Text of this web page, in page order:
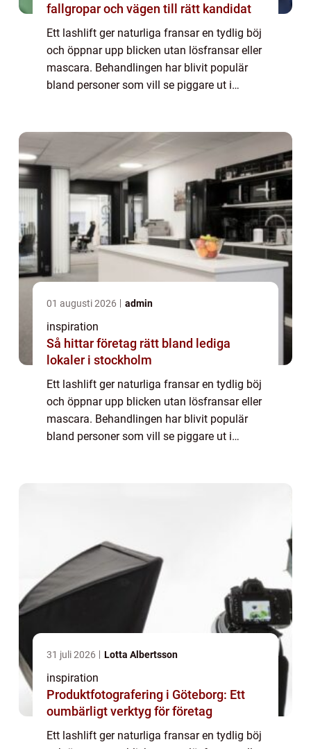
fallgropar och vägen till rätt kandidat
Ett lashlift ger naturliga fransar en tydlig böj
och öppnar upp blicken utan lösfransar eller
mascara. Behandlingen har blivit populär
bland personer som vill se piggare ut i
01 augusti 2026 admin
inspiration
Så hittar företag rätt bland lediga
lokaler i stockholm
Ett lashlift ger naturliga fransar en tydlig böj
och öppnar upp blicken utan lösfransar eller
mascara. Behandlingen har blivit populär
bland personer som vill se piggare ut i
31 juli 2026 Lotta Albertsson
inspiration
Produktfotografering i Göteborg: Ett
oumbärligt verktyg för företag
Ett lashlift ger naturliga fransar en tydlig böj